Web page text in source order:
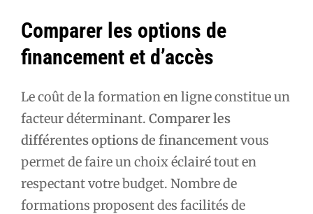
Comparer les options de
financement et d’accès
Le coût de la formation en ligne constitue un
facteur déterminant. Comparer les
différentes options de financementvous
permet de faire un choix éclairé tout en
respectant votre budget. Nombre de
formations proposent des facilités de